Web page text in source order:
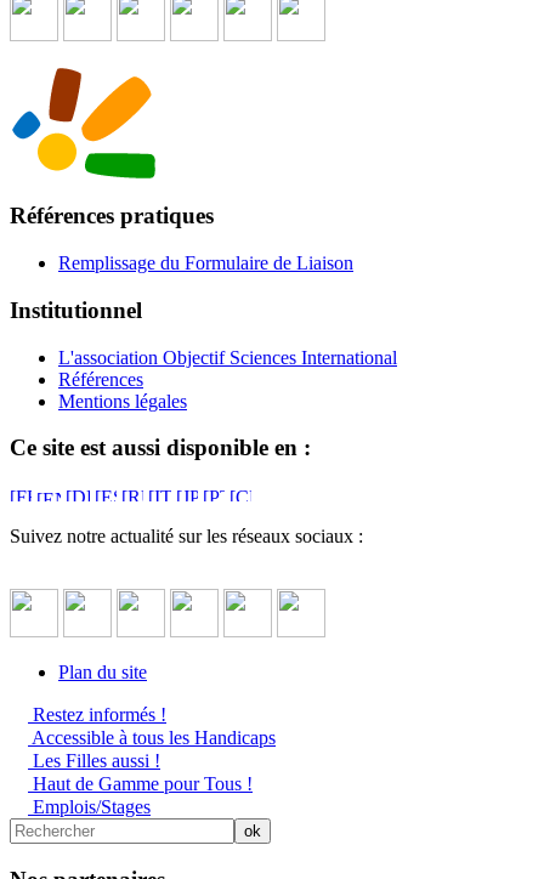
Références pratiques
Remplissage du Formulaire de Liaison
Institutionnel
L'association Objectif Sciences International
Références
Mentions légales
Ce site est aussi disponible en :
Suivez notre actualité sur les réseaux sociaux :
Plan du site
Restez informés !
Accessible à tous les Handicaps
Les Filles aussi !
Haut de Gamme pour Tous !
Emplois/Stages